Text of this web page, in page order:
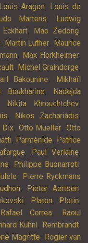
Louis Aragon, Louis de
Martens,
Ludwig
, Mao Zedong,
, Martin Luther, Maurice
, Max Horkheimer,
, Michel Graindorge,
Bakounine,
Mikhaïl
Boukharine,
Nadejda
Nikita Khrouchtchev,
, Níkos Zachariádis,
Dix, Otto Mueller, Otto
, Parménide, Patrice
, Paul Verlaine,
, Philippe Buonarroti,
,
Pierre Ryckmans
, Pieter Aertsen,
, Platon, Plotin,
Rafael Correa,
Raoul
Kühnl , Rembrandt,
Magritte, Rogier van